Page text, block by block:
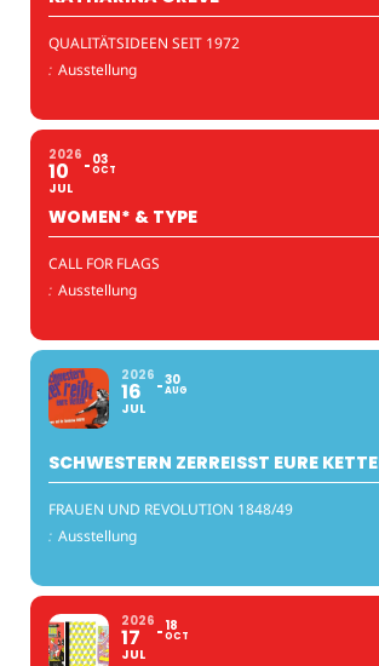
QUALITÄTSIDEEN SEIT 1972
: Ausstellung
2026
10
JUL
03
OCT
WOMEN* & TYPE
CALL FOR FLAGS
: Ausstellung
2026
16
JUL
30
AUG
SCHWESTERN ZERREISST EURE KETTEN
FRAUEN UND REVOLUTION 1848/49
: Ausstellung
2026
17
JUL
18
OCT